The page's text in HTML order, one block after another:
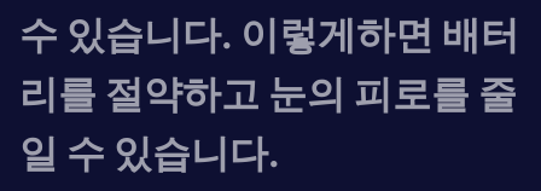
수 있습니다. 이렇게하면 배터
리를 절약하고 눈의 피로를 줄
일 수 있습니다.